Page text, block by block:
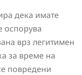
дека имате
оспорува
врз легитимен
за време на
повредени